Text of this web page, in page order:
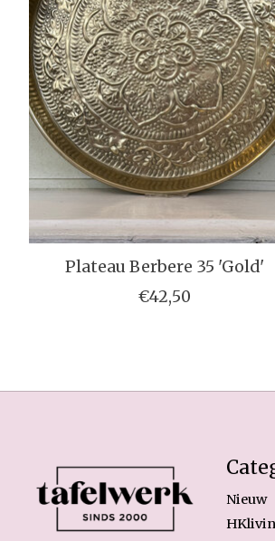
Plateau Berbere 35 'Gold'
€42,50
Nieuw